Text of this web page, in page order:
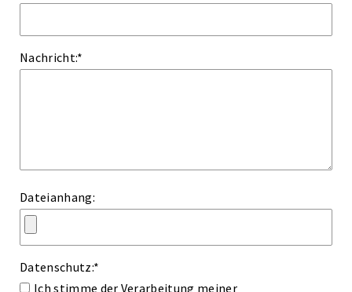
Nachricht:*
Dateianhang:
Datenschutz:*
Ich stimme der Verarbeitung meiner